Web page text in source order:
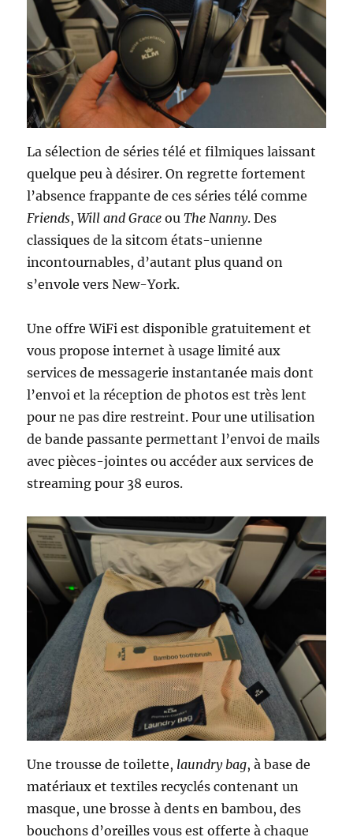
La sélection de séries télé et filmiques laissant
quelque peu à désirer. On regrette fortement
l’absence frappante de ces séries télé comme
Friends,Will and Grace ouThe Nanny. Des
classiques de la sitcom états-unienne
incontournables, d’autant plus quand on
s’envole vers New-York.
Une offre WiFi est disponible gratuitement et
vous propose internet à usage limité aux
services de messagerie instantanée mais dont
l’envoi et la réception de photos est très lent
pour ne pas dire restreint. Pour une utilisation
de bande passante permettant l’envoi de mails
avec pièces-jointes ou accéder aux services de
streaming pour 38 euros.
Une trousse de toilette, laundry bag, à base de
matériaux et textiles recyclés contenant un
masque, une brosse à dents en bambou, des
bouchons d’oreilles vous est offerte à chaque